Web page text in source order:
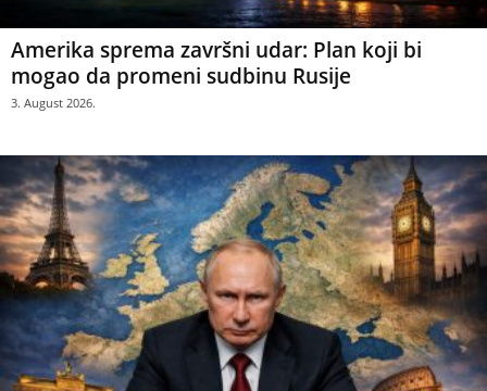
Amerika sprema završni udar: Plan koji bi
mogao da promeni sudbinu Rusije
3. August 2026.